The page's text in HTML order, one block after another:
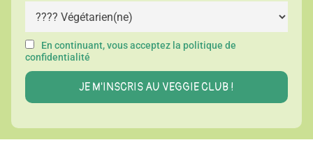
En continuant, vous acceptez la politique de
confidentialité